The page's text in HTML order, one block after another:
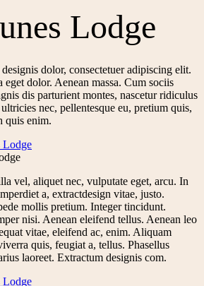
Lodge
dolor, consectetuer adipiscing elit.
dolor. Aenean massa. Cum sociis
dis parturient montes, nascetur ridiculus
nec, pellentesque eu, pretium quis,
quis enim.
vel, aliquet nec, vulputate eget, arcu. In
a, extractdesign vitae, justo.
mollis pretium. Integer tincidunt.
nisi. Aenean eleifend tellus. Aenean leo
vitae, eleifend ac, enim. Aliquam
quis, feugiat a, tellus. Phasellus
laoreet. Extractum designis com.